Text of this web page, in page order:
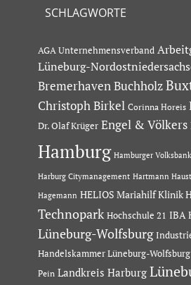
SCHLAGWORTE
AGA Unternehmensverband
Lüneburg-
Bremerhaven Buchholz
Christoph Birkel Corinna Horeis
Dr. Olaf Krüger Engel & Völkers
Hamburg Hamburger Volksbank
Harburg Citymanagement Hartmann
Hagemann HELIOS Mariahilf Klinik
Technopark Hochschule 21 IBA
Lüneburg-Wolfsburg
Handelskammer Lüneburg-Wolfsburg
Pein Landkreis Harburg